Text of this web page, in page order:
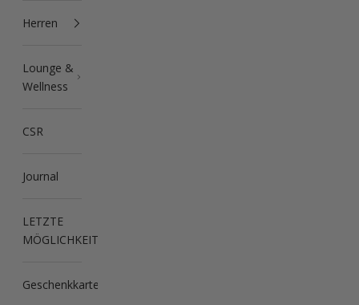
Herren
Lounge &
Wellness
CSR
Journal
LETZTE
MÖGLICHKEIT
Geschenkkarte